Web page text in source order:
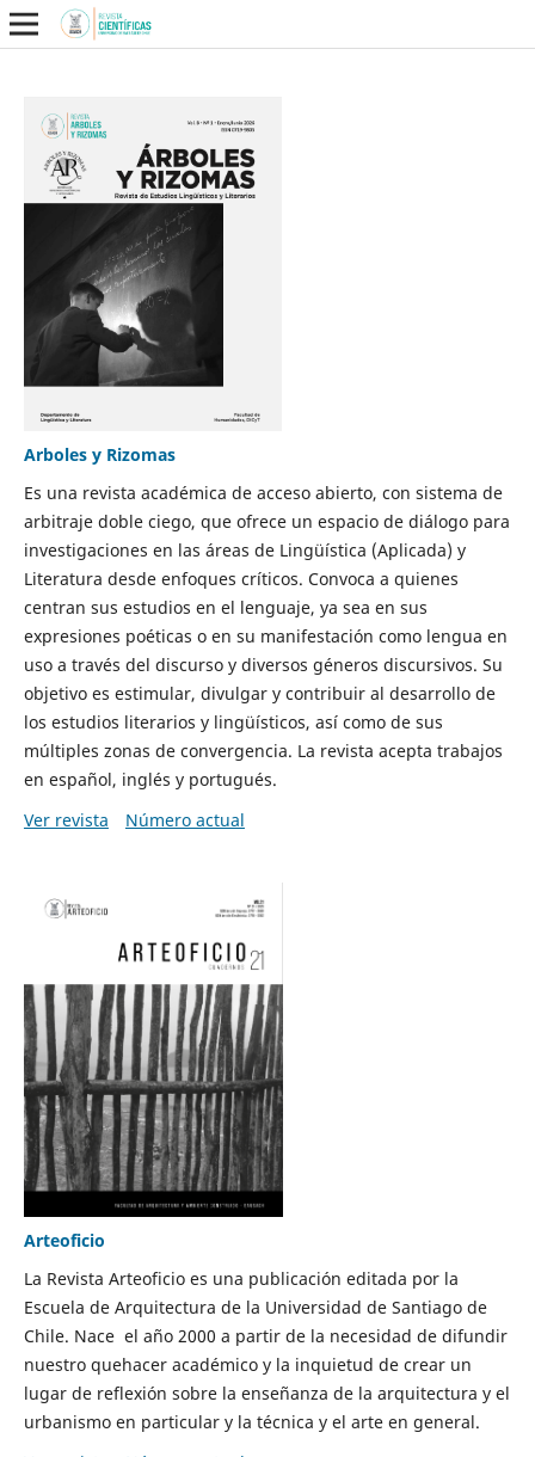
Arboles y Rizomas
Es una revista académica de acceso abierto, con sistema de
arbitraje doble ciego, que ofrece un espacio de diálogo para
investigaciones en las áreas de Lingüística (Aplicada) y
Literatura desde enfoques críticos. Convoca a quienes
centran sus estudios en el lenguaje, ya sea en sus
expresiones poéticas o en su manifestación como lengua en
uso a través del discurso y diversos géneros discursivos. Su
objetivo es estimular, divulgar y contribuir al desarrollo de
los estudios literarios y lingüísticos, así como de sus
múltiples zonas de convergencia. La revista acepta trabajos
en español, inglés y portugués.
Ver revista
Número actual
Arteoficio
La Revista Arteoficio es una publicación editada por la
Escuela de Arquitectura de la Universidad de Santiago de
Chile. Nace el año 2000 a partir de la necesidad de difundir
nuestro quehacer académico y la inquietud de crear un
lugar de reflexión sobre la enseñanza de la arquitectura y el
urbanismo en particular y la técnica y el arte en general.